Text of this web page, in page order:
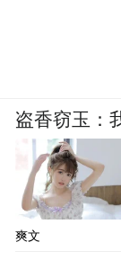
盗香窃玉：
爽文